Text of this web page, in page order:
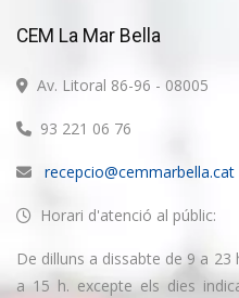
CEM La Mar Bella
Av. Litoral 86-96 - 08005
93 221 06 76
recepcio@cemmarbella.cat
Horari d'atenció al públic:
De dilluns a dissabte de 9 a 23
a 15 h. excepte els dies